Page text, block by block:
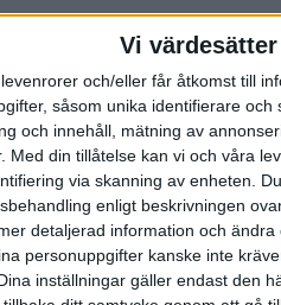
Vi
och/eller får åtkomst till
såsom unika identifierare
och innehåll, mätning av
Med din tillåtelse kan vi och våra
via skanning av enheten.
enligt beskrivningen
detaljerad information och
personuppgifter kanske inte
inställningar gäller endast den
Marathon utvecklades till den
maratons historia. Suldan
rekord, 2:07:36. Även Carolina
utmanande intervaller